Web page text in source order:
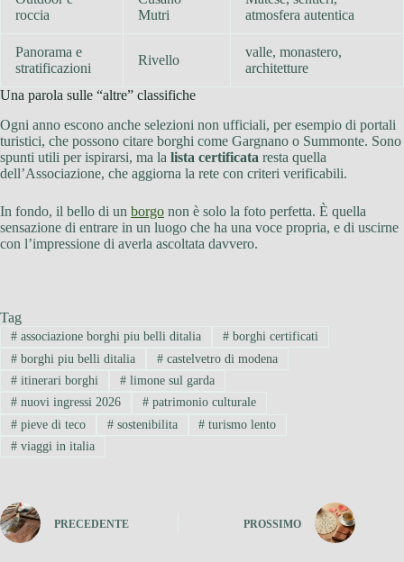
roccia
Mutri
atmosfera autentica
Panorama e
stratificazioni
Rivello
valle, monastero,
architetture
Una parola sulle “altre” classifiche
Ogni anno escono anche selezioni non ufficiali, per esempio di portali
turistici, che possono citare borghi come Gargnano o Summonte. Sono
spunti utili per ispirarsi, ma la lista certificata resta quella
dell’Associazione, che aggiorna la rete con criteri verificabili.
In fondo, il bello di un borgo non è solo la foto perfetta. È quella
sensazione di entrare in un luogo che ha una voce propria, e di uscirne
con l’impressione di averla ascoltata davvero.
Tag
#associazione borghi piu belli ditalia #borghi certificati
#borghi piu belli ditalia #castelvetro di modena
#itinerari borghi #limone sul garda
#nuovi ingressi 2026 #patrimonio culturale
#pieve di teco #sostenibilita # turismo lento
#viaggi in italia
PRECEDENTE PROSSIMO